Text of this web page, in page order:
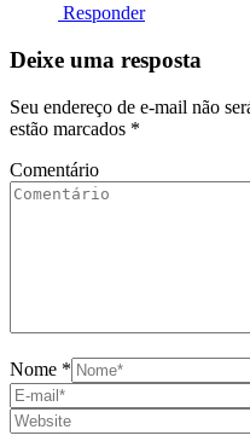
Responder
Deixe uma resposta
Seu endereço de e-mail não
estão marcados *
Comentário
Nome *